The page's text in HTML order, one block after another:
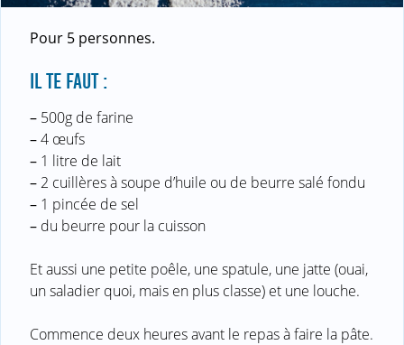
Pour 5 personnes.
IL TE FAUT :
– 500g de farine
–4 œufs
– 1 litre de lait
– 2 cuillères à soupe d’huile ou de beurre salé fondu
– 1 pincée de sel
– du beurre pour la cuisson
Et aussi une petite poêle, une spatule, une jatte (ouai,
un saladier quoi, mais en plus classe) et une louche.
Commence deux heures avant le repas à faire la pâte.